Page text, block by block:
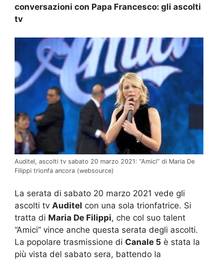
conversazioni con Papa Francesco: gli ascolti
tv
Auditel, ascolti tv sabato 20 marzo 2021: “Amici” di Maria De
Filippi trionfa ancora (websource)
La serata di sabato 20 marzo 2021 vede gli
ascolti tv Auditel con una sola trionfatrice. Si
tratta di Maria De Filippi, che col suo talent
“Amici” vince anche questa serata degli ascolti.
La popolare trasmissione di Canale 5 è stata la
più vista del sabato sera, battendo la